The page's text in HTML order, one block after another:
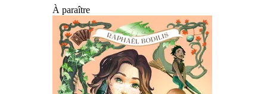
À paraître